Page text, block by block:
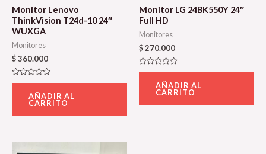
Monitor Lenovo
ThinkVision T24d-10 24″
WUXGA
Monitores
$360.000
Valorado
AÑADIR AL
CARRITO
Monitor LG 24BK550Y 24″
Full HD
Monitores
$270.000
Valorado
AÑADIR AL
CARRITO